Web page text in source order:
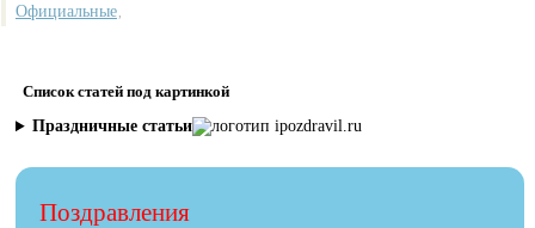
Официальные
Список статей под картинкой
Праздничные статьи
Поздравления